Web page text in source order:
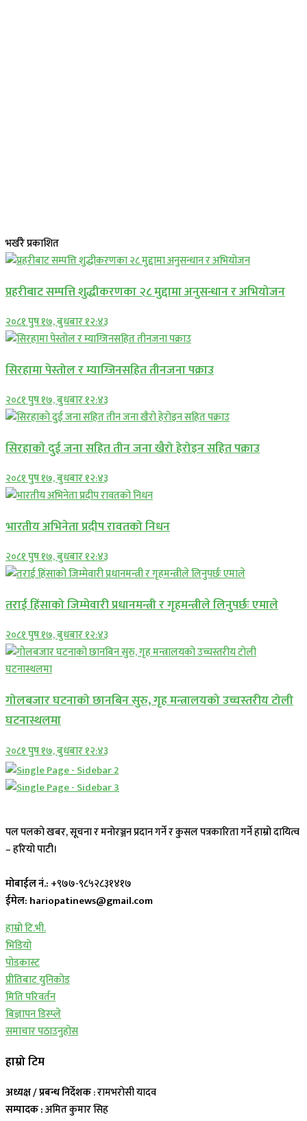
भर्खरै प्रकाशित
प्रहरीबाट सम्पत्ति शुद्धीकरणका २८ मुद्दामा अनुसन्धान र अभियोजन
२०८१ पुष १७, बुधबार १२:४३
सिरहामा पेस्तोल र म्याग्जिनसहित तीनजना पक्राउ
२०८१ पुष १७, बुधबार १२:४३
सिरहाकाे दुई जना सहित तीन जना खैरो हेरोइन सहित पक्राउ
२०८१ पुष १७, बुधबार १२:४३
भारतीय अभिनेता प्रदीप रावतको निधन
२०८१ पुष १७, बुधबार १२:४३
तराई हिंसाको जिम्मेवारी प्रधानमन्त्री र गृहमन्त्रीले लिनुपर्छः एमाले
२०८१ पुष १७, बुधबार १२:४३
गोलबजार घटनाको छानबिन सुरु, गृह मन्त्रालयको उच्चस्तरीय टोली
घटनास्थलमा
२०८१ पुष १७, बुधबार १२:४३
पल पलको खबर, सूचना र मनोरञ्जन प्रदान गर्ने र कुसल पत्रकारिता गर्ने हाम्रो दायित्व
– हरियो पाटी।
मोबाईल नं.: +९७७-९८५२८३१४१७
ईमेल: hariopatinews@gmail.com
हाम्रो टि.भी.
भिडियो
पोडकास्ट
प्रीतिबाट युनिकोड
मिति परिवर्तन
बिज्ञापन डिस्प्ले
समाचार पठाउनुहोस
हाम्रो टिम
अध्यक्ष / प्रबन्ध निर्देशक: रामभरोसी यादव
सम्पादक :अमित कुमार सिह